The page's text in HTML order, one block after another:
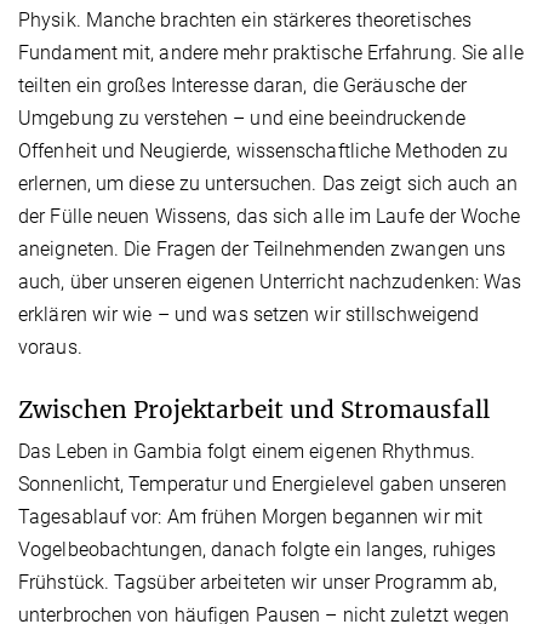
Physik. Manche brachten ein stärkeres theoretisches
Fundament mit, andere mehr praktische Erfahrung. Sie alle
teilten ein großes Interesse daran, die Geräusche der
Umgebung zu verstehen – und eine beeindruckende
Offenheit und Neugierde, wissenschaftliche Methoden zu
erlernen, um diese zu untersuchen. Das zeigt sich auch an
der Fülle neuen Wissens, das sich alle im Laufe der Woche
aneigneten. Die Fragen der Teilnehmenden zwangen uns
auch, über unseren eigenen Unterricht nachzudenken: Was
erklären wir wie – und was setzen wir stillschweigend
voraus.
Zwischen Projektarbeit und Stromausfall
Das Leben in Gambia folgt einem eigenen Rhythmus.
Sonnenlicht, Temperatur und Energielevel gaben unseren
Tagesablauf vor: Am frühen Morgen begannen wir mit
Vogelbeobachtungen, danach folgte ein langes, ruhiges
Frühstück. Tagsüber arbeiteten wir unser Programm ab,
unterbrochen von häufigen Pausen – nicht zuletzt wegen